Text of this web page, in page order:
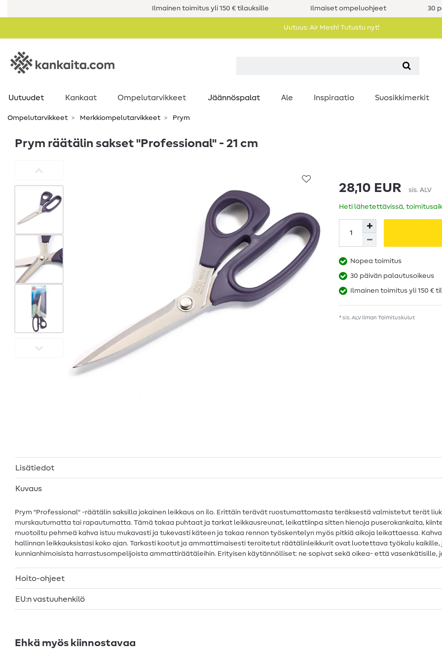
Ilmainen toimitus yli 150 € tilauksille Ilmaiset ompeluohjeet 30
Uutuus: Air Mesh! Tutustu nyt!
Uutuudet Kankaat Ompelutarvikkeet Jäännöspalat Ale Inspiraatio Suosikkimerkit
Ompelutarvikkeet Merkkiompelutarvikkeet Prym
Prym räätälin sakset "Professional" - 21 cm
28,10 EUR sis. ALV
Heti lähetettävissä,
Nopea toimitus
30 päivän palautusoikeus
Ilmainen toimitus yli 150 €
* sis. ALV ilman Toimituskulut
Lisätiedot
Kuvaus
Prym "Professional" -räätälin saksilla jokainen leikkaus on ilo. Erittäin terävät ruostumattomasta teräksestä valmistetut terät
murskautumatta tai rapautumatta. Tämä takaa puhtaat ja tarkat leikkausreunat, leikattiinpa sitten hienoja puserokankaita,
muotoiltu pehmeä kahva istuu mukavasti ja tukevasti käteen ja takaa rennon työskentelyn myös pitkiä aikoja leikattaessa.
hallinnan leikkauksistasi koko ajan. Tarkasti kootut ja ammattimaisesti teroitetut räätälinleikkurit ovat luotettava työkalu
kunnianhimoisista harrastusompelijoista ammattiräätäleihin. Erityisen käytännölliset: ne sopivat sekä oikea- että
Hoito-ohjeet
EU:n vastuuhenkilö
Ehkä myös kiinnostavaa